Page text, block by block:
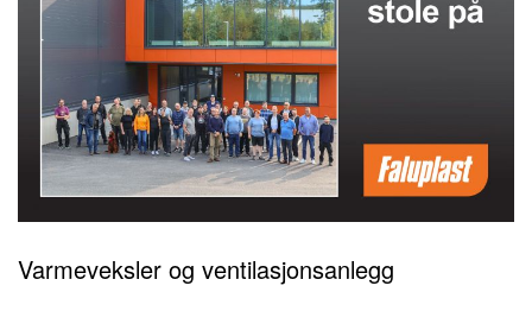
Varmeveksler og ventilasjonsanlegg